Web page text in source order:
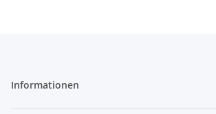
Informationen